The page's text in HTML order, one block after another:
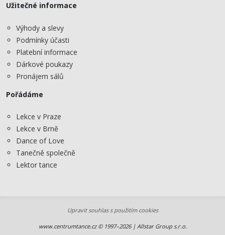
Užitečné informace
Výhody a slevy
Podmínky účasti
Platební informace
Dárkové poukazy
Pronájem sálů
Pořádáme
Lekce v Praze
Lekce v Brně
Dance of Love
Tanečně společně
Lektor tance
Upravit souhlas s použitím cookies
www.centrumtance.cz © 1997–2026 | Allstar Group s.r.o.